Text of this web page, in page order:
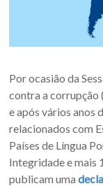
Por ocasião da
contra a corrupção (
e após vários anos
relacionados com
Países de Língua
Integridade e mais
publicam uma